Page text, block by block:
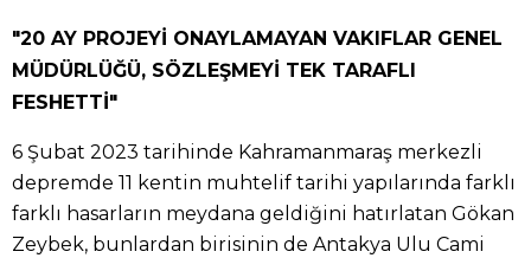
"20 AY PROJEYİ ONAYLAMAYAN VAKIFLAR GENEL
MÜDÜRLÜĞÜ, SÖZLEŞMEYİ TEK TARAFLI
FESHETTİ"
6 Şubat 2023 tarihinde Kahramanmaraş merkezli
depremde 11 kentin muhtelif tarihi yapılarında farklı
farklı hasarların meydana geldiğini hatırlatan Gökan
Zeybek, bunlardan birisinin de Antakya Ulu Cami